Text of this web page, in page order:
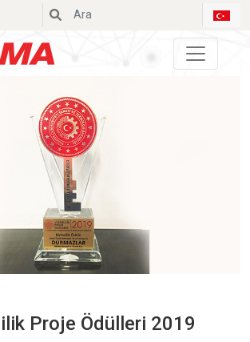
Proje Ödülleri 2019